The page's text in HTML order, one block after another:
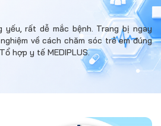
yếu, rất dễ mắc bệnh. Trang bị ngay
về cách chăm sóc trẻ em đúng
hợp y tế MEDIPLUS.